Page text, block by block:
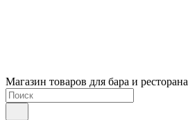
Магазин товаров для бара и ресторана